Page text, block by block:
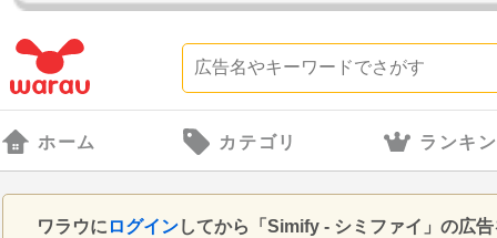
ホーム カテゴリ ランキ
ワラウに ログインしてから「Simify - シミファイ」の広